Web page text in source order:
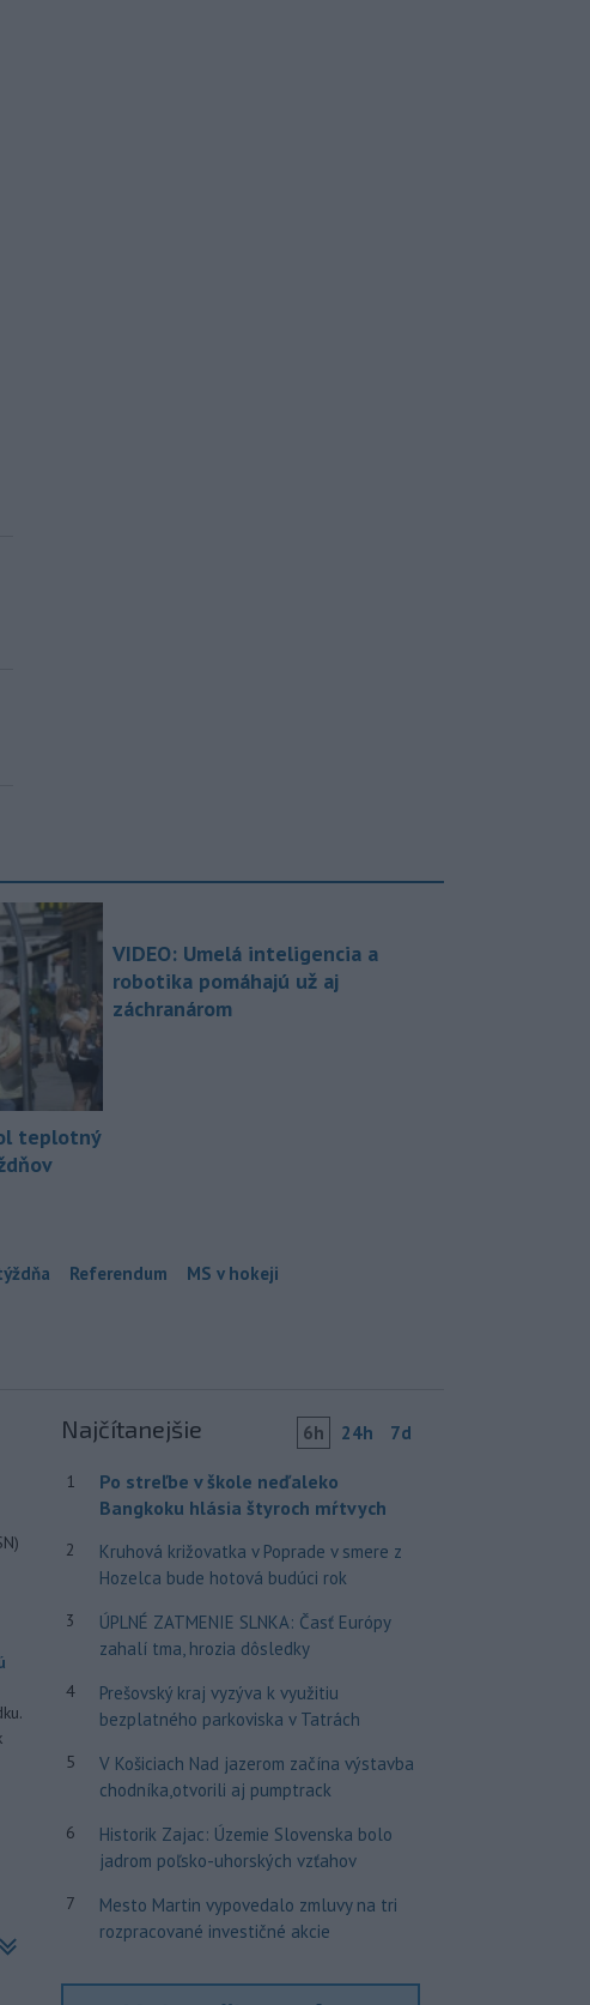
teplotný
VIDEO: Umelá inteligencia a
robotika pomáhajú už aj
záchranárom
Referendum MS v hokeji
Najčítanejšie 6h 24h 7d
1
Po streľbe v škole neďaleko
Bangkoku hlásia štyroch mŕtvych
2
Kruhová križovatka v Poprade v smere z
Hozelca bude hotová budúci rok
3
ÚPLNÉ ZATMENIE SLNKA: Časť Európy
zahalí tma, hrozia dôsledky
4
Prešovský kraj vyzýva k využitiu
bezplatného parkoviska v Tatrách
5
V Košiciach Nad jazerom začína výstavba
chodníka,otvorili aj pumptrack
6
Historik Zajac: Územie Slovenska bolo
jadrom poľsko-uhorských vzťahov
7
Mesto Martin vypovedalo zmluvy na tri
rozpracované investičné akcie